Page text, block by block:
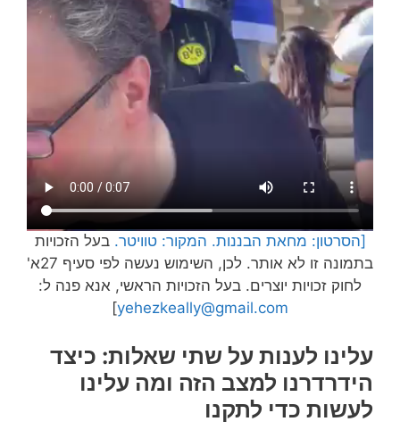
[הסרטון: מחאת הבננות. המקור: טוויטר.בעל הזכויות
בתמונה זו לא אותר. לכן, השימוש נעשה לפי סעיף 27א'
לחוק זכויות יוצרים. בעל הזכויות הראשי, אנא פנה ל:
yehezkeally@gmail.com
]
עלינו לענות על שתי שאלות: כיצד
הידרדרנו למצב הזה ומה עלינו
לעשות כדי לתקנו